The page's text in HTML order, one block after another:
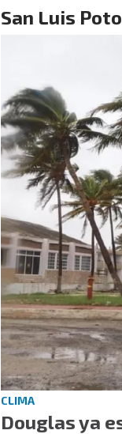
San Luis
CLIMA
Douglas ya